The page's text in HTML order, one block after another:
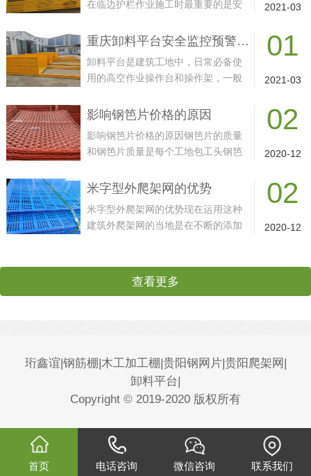
在临边护栏作业施工时最重要的是安
三令五申强调安全作业，但
2021-03
重庆卸料平台安全监控预警，主要体现哪些方面？
卸料平台是建筑工地中，日常必备使
用的高空作业操作台和操作架，一般
一般有移动式卸料平台、落
01
2021-03
影响钢笆片价格的原因
影响钢笆片价格的原因钢笆片的质量
和钢笆片质量是每个工地包工头钢笆
的重要因素一共有两点，一
02
2020-12
米字型外爬架网的优势
米字型外爬架网的优势现在运用这种
建筑外爬架网的当地是在不断的添加
02
2020-12
查看更多
珩鑫谊|钢筋棚|木工加工棚|贵阳钢网片|贵阳爬架网|
卸料平台|
Copyright © 2019-2020 版权所有
首页 电话咨询 微信咨询 联系我们